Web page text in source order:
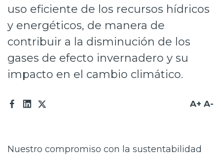
Inversionistas
Prensa
Trabaja en Codelco
Transparencia activa
Proveedores
uso eficiente de los recursos hídricos
y energéticos, de manera de
contribuir a la disminución de los
gases de efecto invernadero y su
impacto en el cambio climático.
A+ A-
Nuestro compromiso con la sustentabilidad